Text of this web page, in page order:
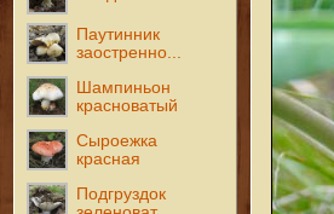
Паутинник
заостренно...
Шампиньон
красноватый
Сыроежка
красная
Подгруздок